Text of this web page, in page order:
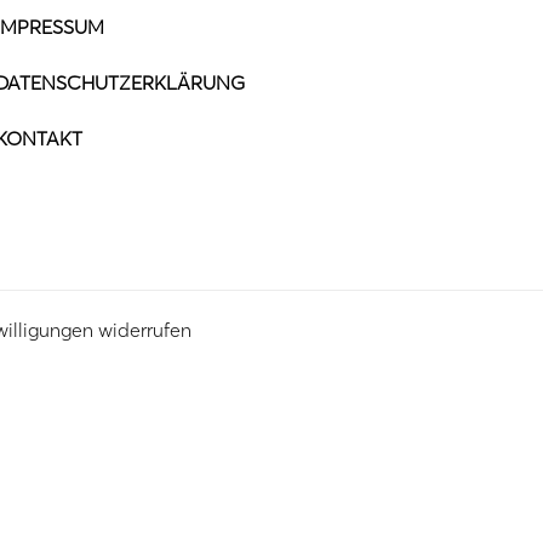
widerrufen